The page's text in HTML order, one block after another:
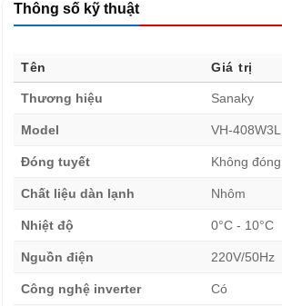
chịu lực tốt, chống va đập và được phủ
sương hiện đại. Nhờ đó, Tủ mát Sanaky
dàng quan sát sản phẩm bên trong mà
Thông số kỹ thuật
Tên Giá trị
Thương hiệu Sanaky
Model VH-408W3L
Đóng tuyết Không
Chất liệu dàn lạnh Nhôm
Nhiệt độ 0°C - 10°C
Nguồn điện 220V/50Hz
Công nghệ inverter Có